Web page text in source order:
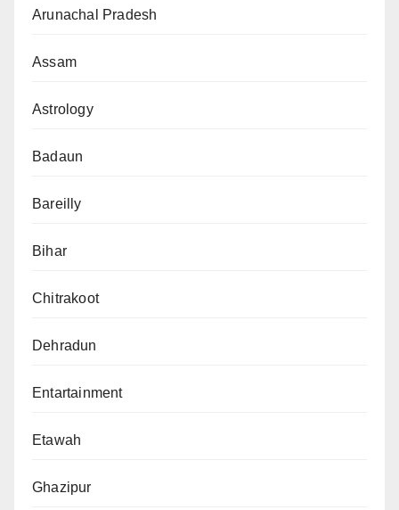
Arunachal Pradesh
Assam
Astrology
Badaun
Bareilly
Bihar
Chitrakoot
Dehradun
Entartainment
Etawah
Ghazipur